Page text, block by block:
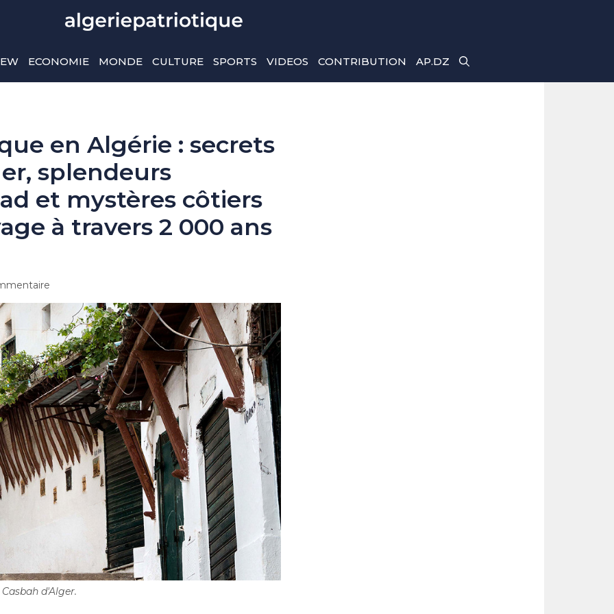
ECONOMIE MONDE CULTURE SPORTS VIDEOS CONTRIBUTION AP.DZ
en Algérie : secrets
splendeurs
et mystères côtiers
à travers 2 000 ans
Casbah d'Alger.